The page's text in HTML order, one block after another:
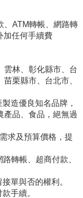
、ATM轉帳、網路轉
加任何手續費
雲林、彰化縣市、台
栗縣市、台北市、
造優良知名品牌，
產品、食品，絕無過
求及預算價格，提
轉帳、超商付款、
單與否的權利。
手續。